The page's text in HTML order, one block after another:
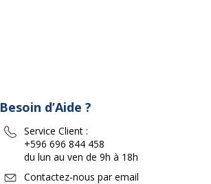
Besoin d’Aide ?
Service Client :
+596 696 844 458
du lun au ven de 9h à 18h
Contactez-nous par email